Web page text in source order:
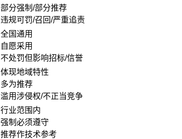
部分强制/部分推荐
违规可罚/召回/严重追责
全国通用
自愿采用
不处罚但影响招标/信誉
体现地域特性
多为推荐
滥用涉侵权/不正当竞争
行业范围内
强制必须遵守
推荐作技术参考